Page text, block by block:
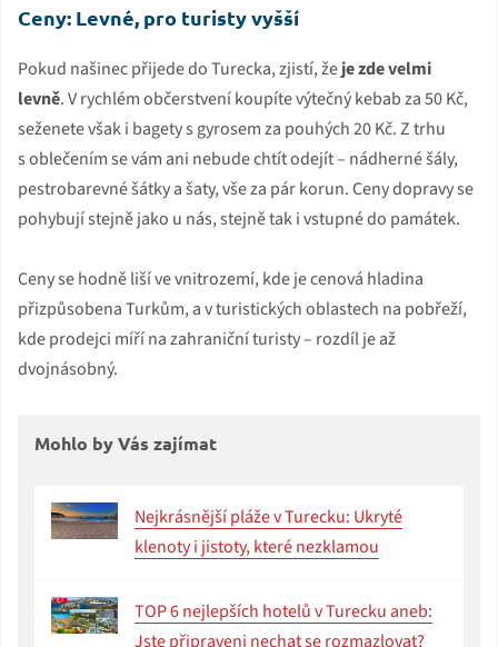
Ceny: Levné, pro turisty vyšší
Pokud našinec přijede do Turecka, zjistí, žeje zde velmi
levně. V rychlém občerstvení koupíte výtečný kebab za 50 Kč,
seženete však i bagety s gyrosem za pouhých 20 Kč. Z trhu
s oblečením se vám ani nebude chtít odejít – nádherné šály,
pestrobarevné šátky a šaty, vše za pár korun. Ceny dopravy se
pohybují stejně jako u nás, stejně tak i vstupné do památek.
Ceny se hodně liší ve vnitrozemí, kde je cenová hladina
přizpůsobena Turkům, a v turistických oblastech na pobřeží,
kde prodejci míří na zahraniční turisty – rozdíl je až
dvojnásobný.
Mohlo by Vás zajímat
Nejkrásnější pláže v Turecku: Ukryté
klenoty i jistoty, které nezklamou
TOP 6 nejlepších hotelů v Turecku aneb:
Jste připraveni nechat se rozmazlovat?